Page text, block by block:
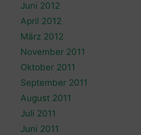
Juni 2012
April 2012
März 2012
November 2011
Oktober 2011
September 2011
August 2011
Juli 2011
Juni 2011